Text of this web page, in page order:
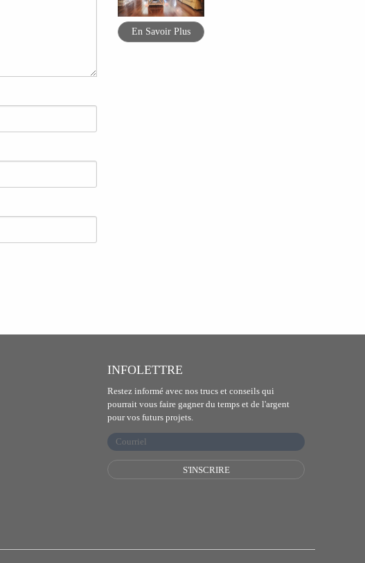
En Savoir Plus
INFOLETTRE
Restez informé avec nos trucs et conseils qui
pourrait vous faire gagner du temps et de l'argent
pour vos futurs projets.
S'INSCRIRE